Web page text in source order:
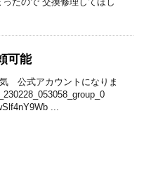
可能
公式アカウントになりま
...